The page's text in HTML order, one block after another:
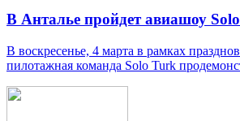
В Анталье пройдет авиашоу
В воскресенье, 4 марта в рамках
пилотажная команда Solo Turk